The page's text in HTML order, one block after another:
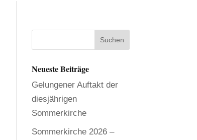
Neueste Beiträge
Gelungener Auftakt der
diesjährigen
Sommerkirche
Sommerkirche 2026 –